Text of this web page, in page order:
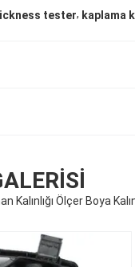
tester, kaplama
Kalınlığı Ölçer Boya